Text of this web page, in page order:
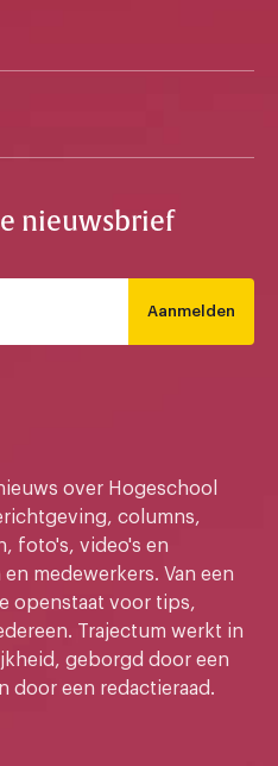
nieuwsbrief
Aanmelden
over Hogeschool
columns,
foto's, video's en
medewerkers. Van een
openstaat voor tips,
Trajectum werkt in
geborgd door een
door een redactieraad.